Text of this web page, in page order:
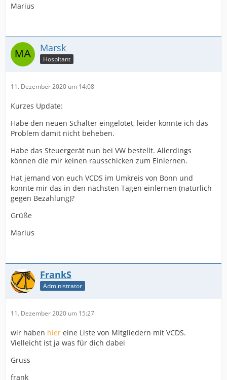
Marius
Marsk
Hospitant
11. Dezember 2020 um 14:08
Kurzes Update:
Habe den neuen Schalter eingelötet, leider konnte ich das
Problem damit nicht beheben.
Habe das Steuergerät nun bei VW bestellt. Allerdings
können die mir keinen rausschicken zum Einlernen.
Hat jemand von euch VCDS im Umkreis von Bonn und
könnte mir das in den nächsten Tagen einlernen (natürlich
gegen Bezahlung)?
Grüße
Marius
FrankS
Administrator
11. Dezember 2020 um 15:27
wir haben hier eine Liste von Mitgliedern mit VCDS.
Vielleicht ist ja was für dich dabei
Gruss
frank